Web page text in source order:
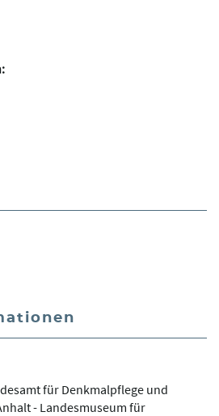
für Denkmalpflege und
- Landesmuseum für